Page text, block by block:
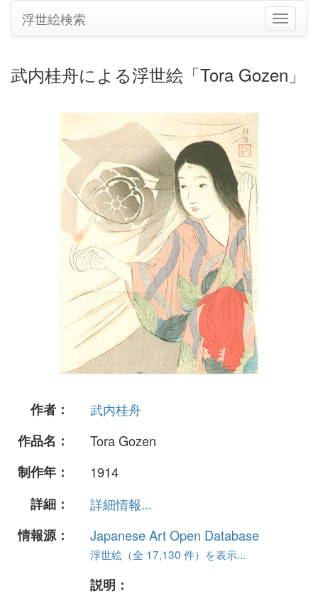
ナ
ビ
シ
浮世絵検索
武内桂舟による浮世絵「Tora Gozen」
作者：
武内桂舟
作品名：
Tora Gozen
制作年：
1914
詳細：
詳細情報...
情報源：
Japanese Art Open Database
浮世絵（全 17,130 件）を表示...
説明：